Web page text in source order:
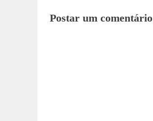
Postar um comentário